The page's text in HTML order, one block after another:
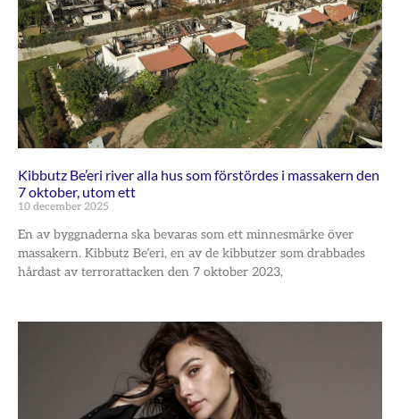
Kibbutz Be’eri river alla hus som förstördes i massakern den
7 oktober, utom ett
10 december 2025
En av byggnaderna ska bevaras som ett minnesmärke över
massakern. Kibbutz Be’eri, en av de kibbutzer som drabbades
hårdast av terrorattacken den 7 oktober 2023,